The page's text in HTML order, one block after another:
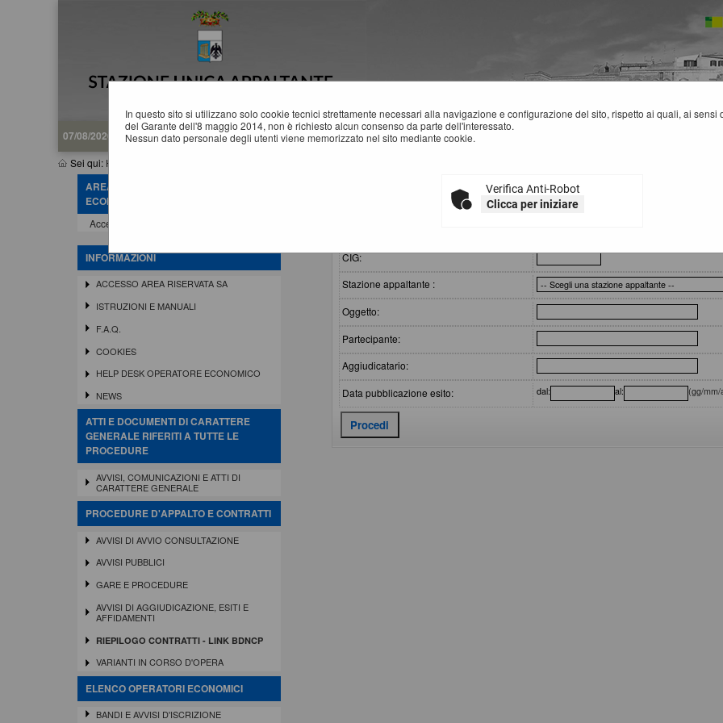
07/08/2026 15:33
Sei qui: Home
In questo sito si utilizzano solo cookie tecnici strettamente necessari alla navigazione e configurazione del sito, rispetto ai quali, ai
del Garante dell'8 maggio 2014, non è richiesto alcun consenso da parte dell'interessato.
Nessun dato personale degli utenti viene memorizzato nel sito mediante cookie.
Verifica Anti-Robot
Clicca per iniziare
AREA RISERVATA OPERATORE
ECONOMICO
Accedi - Registrati
INFORMAZIONI
ACCESSO AREA RISERVATA SA
ISTRUZIONI E MANUALI
F.A.Q.
COOKIES
HELP DESK OPERATORE ECONOMICO
NEWS
ATTI E DOCUMENTI DI CARATTERE
GENERALE RIFERITI A TUTTE LE
PROCEDURE
AVVISI, COMUNICAZIONI E ATTI DI
CARATTERE GENERALE
PROCEDURE D'APPALTO E CONTRATTI
AVVISI DI AVVIO CONSULTAZIONE
AVVISI PUBBLICI
GARE E PROCEDURE
AVVISI DI AGGIUDICAZIONE, ESITI E
AFFIDAMENTI
RIEPILOGO CONTRATTI - LINK BDNCP
VARIANTI IN CORSO D'OPERA
ELENCO OPERATORI ECONOMICI
BANDI E AVVISI D'ISCRIZIONE
RIEPILOGO CONTRATTI
CIG:
Stazione appaltante :
Oggetto:
Partecipante:
Aggiudicatario:
Data pubblicazione esito:
dal: al: (gg/mm/